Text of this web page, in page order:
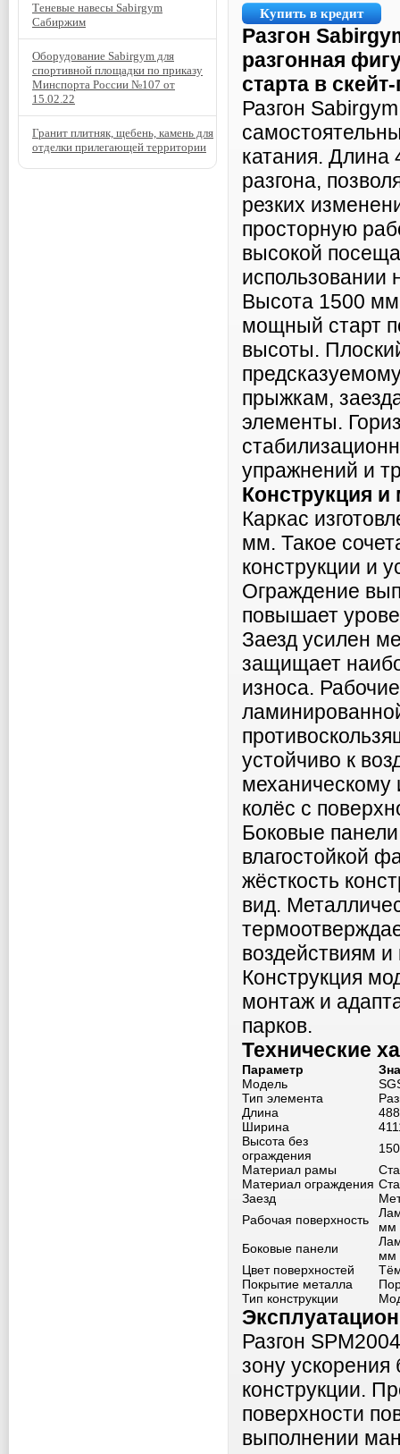
Купить в кредит
Разгон
разгонная
старта в
Разгон
катания.
разгона,
резких
просторную
высокой
использовании
Высота 1500 мм
мощный старт
высоты.
прыжкам,
элементы.
упражнений и
Конструкция
Каркас
мм. Такое
конструкции и
Ограждение
повышает
Заезд усилен
защищает
износа.
устойчиво к
механическому
колёс с
Боковые
влагостойкой
жёсткость
вид.
воздействиям и
Конструкция
монтаж и
парков.
Технические
Параметр
Модель
Тип элемента
Длина
Ширина
Высота без
ограждения
Материал рамы
Материал ограждения
Заезд
Рабочая поверхность
мм
Боковые панели
мм
Цвет поверхностей
Покрытие металла
Тип конструкции
Разгон
зону
конструкции.
поверхности
выполнении
Теневые навесы Sabirgym
Сабиржим
Оборудование Sabirgym для
спортивной площадки по приказу
Минспорта России №107 от
15.02.22
Гранит плитняк, щебень, камень для
отделки прилегающей территории